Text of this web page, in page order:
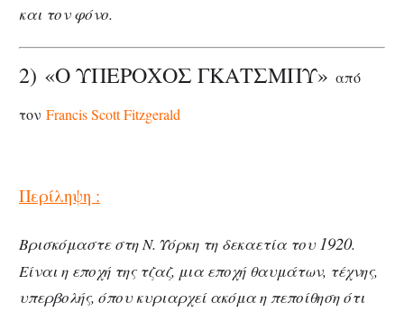
και τον φόνο.
2) «Ο ΥΠΕΡΟΧΟΣ ΓΚΑΤΣΜΠΥ» από
τον Francis Scott Fitzgerald
Περίληψη :
Βρισκόμαστε στη Ν. Υόρκη τη δεκαετία του1920.
Είναι η εποχή της τζαζ, μια εποχή θαυμάτων, τέχνης,
υπερβολής, όπου κυριαρχεί ακόμα η πεποίθηση ότι